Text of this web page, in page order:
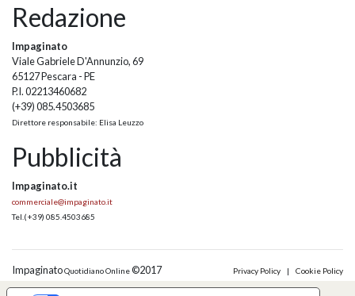
Redazione
Impaginato
Viale Gabriele D'Annunzio, 69
65127 Pescara - PE
P.I. 02213460682
(+39) 085.4503685
Direttore responsabile: Elisa Leuzzo
Pubblicità
Impaginato.it
commerciale@impaginato.it
Tel. (+39) 085.4503685
ImpaginatoQuotidiano Online©2017 Privacy Policy | Cookie Policy